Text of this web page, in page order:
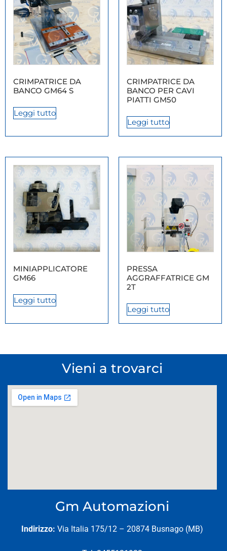
CRIMPATRICE DA
BANCO GM64 S
Leggi tutto
CRIMPATRICE DA
BANCO PER CAVI
PIATTI GM50
Leggi tutto
MINIAPPLICATORE
GM66
Leggi tutto
PRESSA
AGGRAFFATRICE GM
2T
Leggi tutto
Gm Automazioni
Indirizzo: Via Italia 175/12 – 20874 Busnago (MB)
Vieni a trovarci